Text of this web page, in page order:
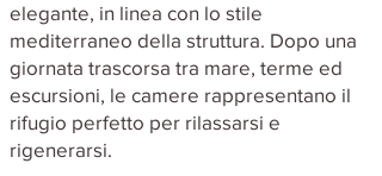
elegante, in linea con lo stile
mediterraneo della struttura. Dopo una
giornata trascorsa tra mare, terme ed
escursioni, le camere rappresentano il
rifugio perfetto per rilassarsi e
rigenerarsi.